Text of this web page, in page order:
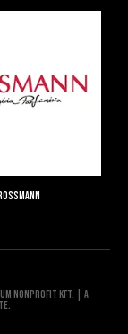
Rossmann
Nonprofit Kft. | A